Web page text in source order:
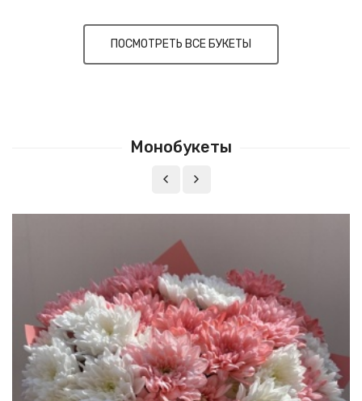
ПОСМОТРЕТЬ ВСЕ БУКЕТЫ
Монобукеты